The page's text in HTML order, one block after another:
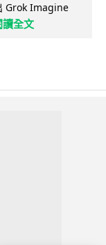
Grok Imagine
讀全文